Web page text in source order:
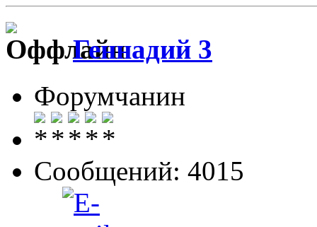
Геннадий 3
Форумчанин
Сообщений: 4015